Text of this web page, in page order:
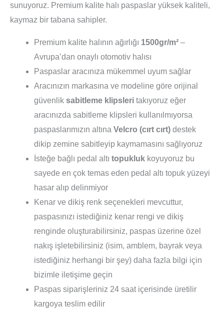
sunuyoruz. Premium kalite halı paspaslar yüksek kaliteli,
kaymaz bir tabana sahipler.
Premium kalite halının ağırlığı 1500gr/m² –
Avrupa’dan onaylı otomotiv halısı
Paspaslar aracınıza mükemmel uyum sağlar
Aracınızın markasına ve modeline göre orijinal
güvenlik sabitleme klipsleri takıyoruz eğer
aracınızda sabitleme klipsleri kullanılmıyorsa
paspaslarımızın altına Velcro (cırt cırt) destek
dikip zemine sabitleyip kaymamasını sağlıyoruz
İsteğe bağlı pedal altı topukluk koyuyoruz bu
sayede en çok temas eden pedal altı topuk yüzeyi
hasar alıp delinmiyor
Kenar ve dikiş renk seçenekleri mevcuttur,
paspasınızı istediğiniz kenar rengi ve dikiş
renginde oluşturabilirsiniz, paspas üzerine özel
nakış işletebilirsiniz (isim, amblem, bayrak veya
istediğiniz herhangi bir şey) daha fazla bilgi için
bizimle iletişime geçin
Paspas siparişleriniz 24 saat içerisinde üretilir
kargoya teslim edilir